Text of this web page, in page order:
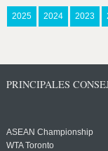
2025 2024 2023
PRINCIPALES
ASEAN Championship
WTA Toronto